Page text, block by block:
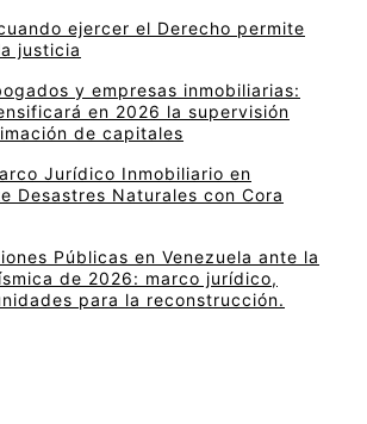
ejercer el Derecho permite
justicia
y empresas inmobiliarias:
en 2026 la supervisión
de capitales
Jurídico Inmobiliario en
Desastres Naturales con Cora
Públicas en Venezuela ante la
de 2026: marco jurídico,
para la reconstrucción.